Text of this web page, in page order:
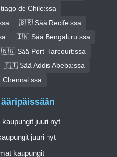
de Chile:ssa
🇧🇷 Sää Recife:ssa
🇮🇳 Sää Bengaluru:ssa
🇳🇬 Sää Port Harcourt:ssa
🇪🇹 Sää Addis Abeba:ssa
juuri nyt
juuri nyt
kaupungit